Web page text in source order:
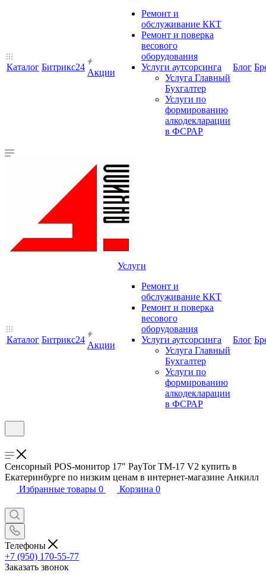
Каталог Битрикс24
Акции
Ремонт и
обслуживание ККТ
Ремонт и поверка
весового
оборудования
Услуги аутсорсинга
Услуга Главный
Бухгалтер
Услуги по
формированию
алкодекларации
в ФСРАР
Блог
Каталог Битрикс24
Акции
Услуги
Ремонт и
обслуживание ККТ
Ремонт и поверка
весового
оборудования
Услуги аутсорсинга
Услуга Главный
Бухгалтер
Услуги по
формированию
алкодекларации
в ФСРАР
Блог
Сенсорный POS-монитор 17" PayTor TM-17 V2 купить в
Екатеринбурге по низким ценам в интернет-магазине Анкилл
Избранные товары 0 Корзина 0
Телефоны
+7 (950) 170-55-77
Заказать звонок